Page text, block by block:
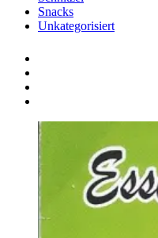
Snacks
Unkategorisiert